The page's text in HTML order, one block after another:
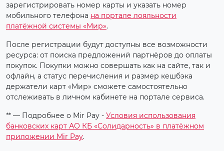
зарегистрировать номер карты и указать номер
мобильного телефона на портале лояльности
платёжной системы «Мир».
После регистрации будут доступны все возможности
ресурса: от поиска предложений партнёров до оплаты
покупок. Покупки можно совершать как на сайте, так и
офлайн, а статус перечисления и размер кешбэка
держатели карт «Мир» сможете самостоятельно
отслеживать в личном кабинете на портале сервиса.
** — Подробнее о Mir Pay - Условия использования
банковских карт АО КБ «Солидарность» в платёжном
приложении Mir Pay.